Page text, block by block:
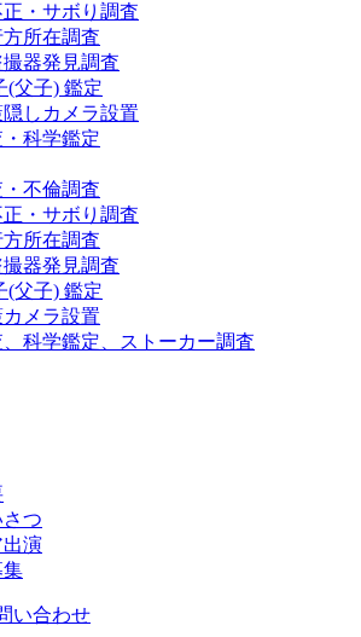
・サボり調査
所在調査
器発見調査
(父子) 鑑定
しカメラ設置
科学鑑定
不倫調査
・サボり調査
所在調査
器発見調査
(父子) 鑑定
メラ設置
科学鑑定、ストーカー調査
つ
出演
集
い合わせ